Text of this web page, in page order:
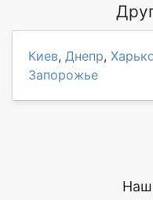
Киев, Днепр,
Запорожье